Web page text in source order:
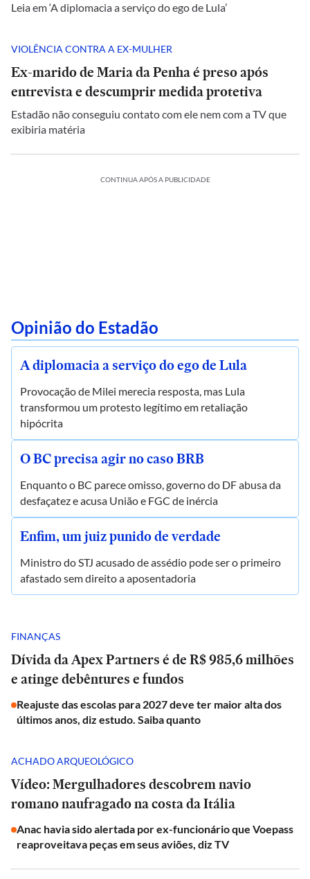
Leia em ‘A diplomacia a serviço do ego de Lula’
VIOLÊNCIA CONTRA A EX-MULHER
Ex-marido de Maria da Penha é preso após
entrevista e descumprir medida protetiva
Estadão não conseguiu contato com ele nem com a TV que
exibiria matéria
CONTINUA APÓS A PUBLICIDADE
Opinião do Estadão
A diplomacia a serviço do ego de Lula
Provocação de Milei merecia resposta, mas Lula
transformou um protesto legítimo em retaliação
hipócrita
O BC precisa agir no caso BRB
Enquanto o BC parece omisso, governo do DF abusa da
desfaçatez e acusa União e FGC de inércia
Enfim, um juiz punido de verdade
Ministro do STJ acusado de assédio pode ser o primeiro
afastado sem direito a aposentadoria
FINANÇAS
Dívida da Apex Partners é de R$ 985,6 milhões
e atinge debêntures e fundos
Reajuste das escolas para 2027 deve ter maior alta dos
últimos anos, diz estudo. Saiba quanto
ACHADO ARQUEOLÓGICO
Vídeo: Mergulhadores descobrem navio
romano naufragado na costa da Itália
Anac havia sido alertada por ex-funcionário que Voepass
reaproveitava peças em seus aviões, diz TV